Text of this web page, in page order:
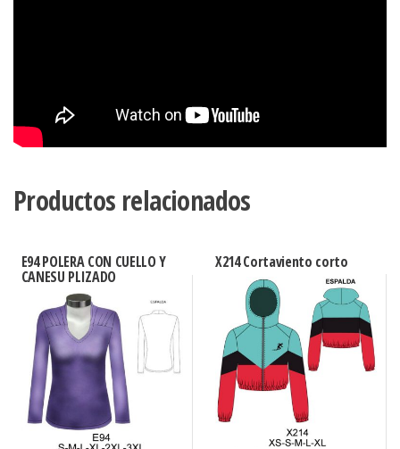
Productos relacionados
E94 POLERA CON CUELLO Y
CANESU PLIZADO
X214 Cortaviento corto